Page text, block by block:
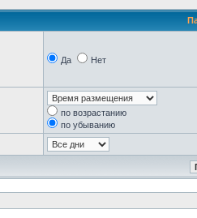
Да Нет
по возрастанию
по убыванию